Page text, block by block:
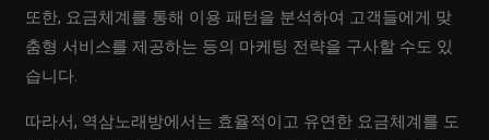
또한, 요금체계를 통해 이용 패턴을 분석하여 고객들에게 맞
춤형 서비스를 제공하는 등의 마케팅 전략을 구사할 수도 있
습니다.
따라서, 역삼노래방에서는 효율적이고 유연한 요금체계를 도